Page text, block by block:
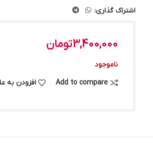
اشتراک گذاری:
3,400,000تومان
ناموجود
Add to compare
افزودن به